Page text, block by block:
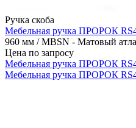
Ручка скоба
Мебельная ручка ПРОРОК
960 мм / MBSN - Матовый
Цена по запросу
Мебельная ручка ПРОРОК
Мебельная ручка ПРОРОК